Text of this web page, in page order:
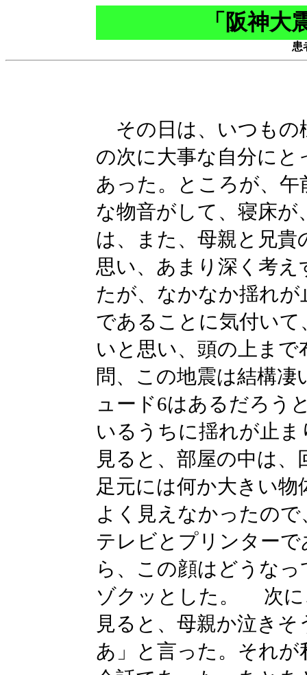
「阪神大
患
その日は、いつもの
の次に大事な自分に
あった。ところが、
な物音がして、寝床
は、また、母親と兄
思い、あまり深く考
たが、なかなか揺れ
であることに気付い
いと思い、頭の上ま
問、この地震は結構
ュード6はあるだろう
いるうちに揺れが止
見ると、部屋の中は
足元には何か大きい
よく見えなかったの
テレビとプリンター
ら、この顔はどうな
ゾクッとした。 次に
見ると、母親か泣き
あ」と言った。それ